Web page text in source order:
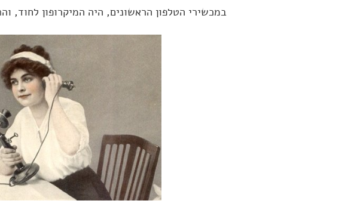
במכשירי הטלפון הראשונים, היה המיקרופון לחוד,